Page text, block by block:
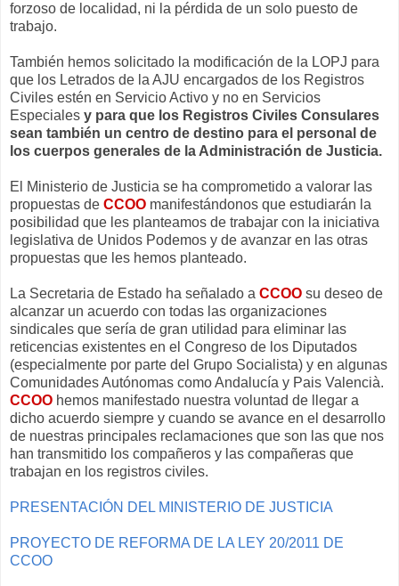
forzoso de localidad, ni la pérdida de un solo puesto de
trabajo.
También hemos solicitado la modificación de la LOPJ para
que los Letrados de la AJU encargados de los Registros
Civiles estén en Servicio Activo y no en Servicios
Especiales y para que los Registros Civiles Consulares
sean también un centro de destino para el personal de
los cuerpos generales de la Administración de Justicia.
El Ministerio de Justicia se ha comprometido a valorar las
propuestas de CCOO manifestándonos que estudiarán la
posibilidad que les planteamos de trabajar con la iniciativa
legislativa de Unidos Podemos y de avanzar en las otras
propuestas que les hemos planteado.
La Secretaria de Estado ha señalado a CCOO su deseo de
alcanzar un acuerdo con todas las organizaciones
sindicales que sería de gran utilidad para eliminar las
reticencias existentes en el Congreso de los Diputados
(especialmente por parte del Grupo Socialista) y en algunas
Comunidades Autónomas como Andalucía y Pais Valencià.
CCOO hemos manifestado nuestra voluntad de llegar a
dicho acuerdo siempre y cuando se avance en el desarrollo
de nuestras principales reclamaciones que son las que nos
han transmitido los compañeros y las compañeras que
trabajan en los registros civiles.
PRESENTACIÓN DEL MINISTERIO DE JUSTICIA
PROYECTO DE REFORMA DE LA LEY 20/2011 DE
CCOO